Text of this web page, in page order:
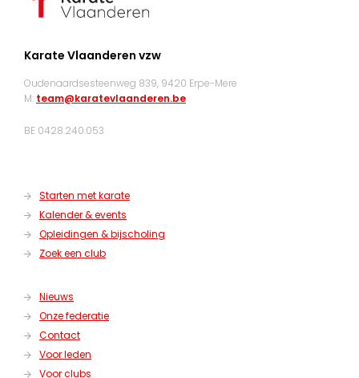
Karate Vlaanderen vzw
Oudenaardsesteenweg 839, 9420 Erpe-Mere
M: team@karatevlaanderen.be
BE 0428.240.053
Starten met karate
Kalender & events
Opleidingen & bijscholing
Zoek een club
Nieuws
Onze federatie
Contact
Voor leden
Voor clubs